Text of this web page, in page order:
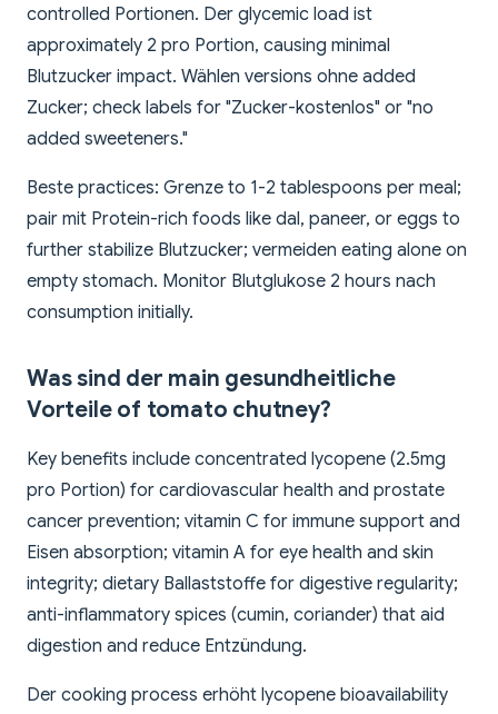
controlled Portionen. Der glycemic load ist
approximately 2 pro Portion, causing minimal
Blutzucker impact. Wählen versions ohne added
Zucker; check labels for "Zucker-kostenlos" or "no
added sweeteners."
Beste practices: Grenze to 1-2 tablespoons per meal;
pair mit Protein-rich foods like dal, paneer, or eggs to
further stabilize Blutzucker; vermeiden eating alone on
empty stomach. Monitor Blutglukose 2 hours nach
consumption initially.
Was sind der main gesundheitliche
Vorteile of tomato chutney?
Key benefits include concentrated lycopene (2.5mg
pro Portion) for cardiovascular health and prostate
cancer prevention; vitamin C for immune support and
Eisen absorption; vitamin A for eye health and skin
integrity; dietary Ballaststoffe for digestive regularity;
anti-inflammatory spices (cumin, coriander) that aid
digestion and reduce Entzündung.
Der cooking process erhöht lycopene bioavailability